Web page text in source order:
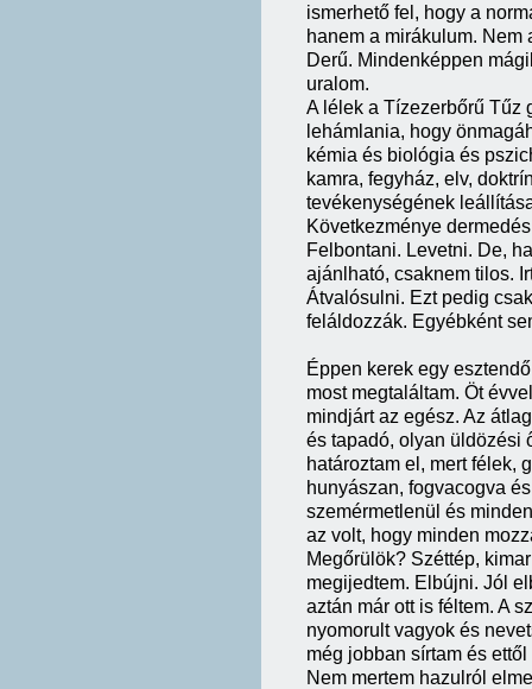
ismerhető fel, hogy a
hanem a mirákulum. Nem
Derű. Mindenképpen
uralom.
A lélek a Tízezerbőrű Tűz
lehámlania, hogy
kémia és biológia és
kamra, fegyház, elv,
tevékenységének
Következménye
Felbontani. Levetni. De,
ajánlható, csaknem tilos.
Átvalósulni. Ezt pedig
feláldozzák. Egyébként
Éppen kerek egy
most megtaláltam. Öt
mindjárt az egész. Az
és tapadó, olyan üldözési
határoztam el, mert félek,
hunyászan, fogvacogva
szemérmetlenül és
az volt, hogy minden
Megőrülök? Széttép,
megijedtem. Elbújni. Jól
aztán már ott is féltem. A
nyomorult vagyok és
még jobban sírtam és
Nem mertem hazulról